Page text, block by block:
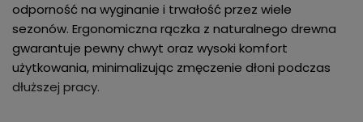
odporność na wyginanie i trwałość przez wiele
sezonów. Ergonomiczna rączka z naturalnego drewna
gwarantuje pewny chwyt oraz wysoki komfort
użytkowania, minimalizując zmęczenie dłoni podczas
dłuższej pracy.